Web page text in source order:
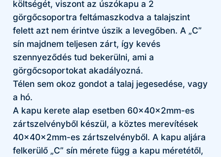
költségét, viszont az úszókapu a 2
görgőcsoportra feltámaszkodva a talajszint
felett azt nem érintve úszik a levegőben. A „C”
sín majdnem teljesen zárt, így kevés
szennyeződés tud bekerülni, ami a
görgőcsoportokat akadályozná.
Télen sem okoz gondot a talaj jegesedése, vagy
a hó.
A kapu kerete alap esetben 60x40x2mm-es
zártszelvényből készül, a köztes merevítések
40x40x2mm-es zártszelvényből. A kapu aljára
felkerülő „C” sín mérete függ a kapu méretétől,